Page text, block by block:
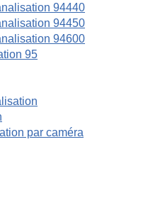
94440
94450
94600
95
par caméra